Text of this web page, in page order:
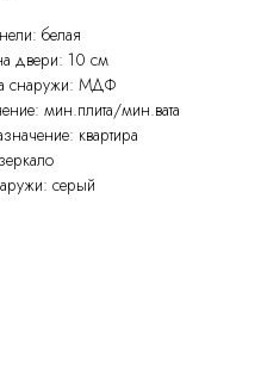
белая
двери: 10 см
снаружи: МДФ
мин.плита/мин.вата
квартира
серый